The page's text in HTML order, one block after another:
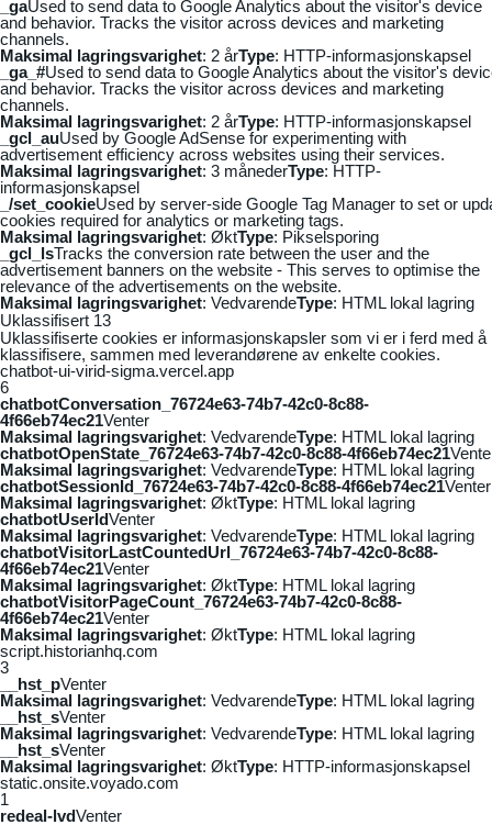
_gaUsed to send data to Google Analytics about the visitor's device
and behavior. Tracks the visitor across devices and marketing
channels.
Maksimal lagringsvarighet: 2 årType: HTTP-informasjonskapsel
_ga_#Used to send data to Google Analytics about the visitor's
and behavior. Tracks the visitor across devices and marketing
channels.
Maksimal lagringsvarighet: 2 årType: HTTP-informasjonskapsel
_gcl_auUsed by Google AdSense for experimenting with
advertisement efficiency across websites using their services.
Maksimal lagringsvarighet: 3 månederType: HTTP-
informasjonskapsel
_/set_cookieUsed by server-side Google Tag Manager to set or
cookies required for analytics or marketing tags.
Maksimal lagringsvarighet: ØktType: Pikselsporing
_gcl_lsTracks the conversion rate between the user and the
advertisement banners on the website - This serves to optimise the
relevance of the advertisements on the website.
Maksimal lagringsvarighet: VedvarendeType: HTML lokal lagring
Uklassifisert 13
Uklassifiserte cookies er informasjonskapsler som vi er i ferd med å
klassifisere, sammen med leverandørene av enkelte cookies.
chatbot-ui-virid-sigma.vercel.app
6
chatbotConversation_76724e63-74b7-42c0-8c88-
4f66eb74ec21Venter
Maksimal lagringsvarighet: VedvarendeType: HTML lokal lagring
chatbotOpenState_76724e63-74b7-42c0-8c88-4f66eb74ec21
Maksimal lagringsvarighet: VedvarendeType: HTML lokal lagring
chatbotSessionId_76724e63-74b7-42c0-8c88-4f66eb74ec21Venter
Maksimal lagringsvarighet: ØktType: HTML lokal lagring
chatbotUserIdVenter
Maksimal lagringsvarighet: VedvarendeType: HTML lokal lagring
chatbotVisitorLastCountedUrl_76724e63-74b7-42c0-8c88-
4f66eb74ec21Venter
Maksimal lagringsvarighet: ØktType: HTML lokal lagring
chatbotVisitorPageCount_76724e63-74b7-42c0-8c88-
4f66eb74ec21Venter
Maksimal lagringsvarighet: ØktType: HTML lokal lagring
script.historianhq.com
3
__hst_pVenter
Maksimal lagringsvarighet: VedvarendeType: HTML lokal lagring
__hst_sVenter
Maksimal lagringsvarighet: VedvarendeType: HTML lokal lagring
__hst_sVenter
Maksimal lagringsvarighet: ØktType: HTTP-informasjonskapsel
static.onsite.voyado.com
1
redeal-lvdVenter